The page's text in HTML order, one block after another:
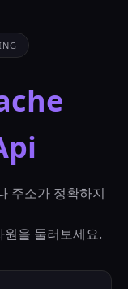
주소가 정확하지
을 둘러보세요.